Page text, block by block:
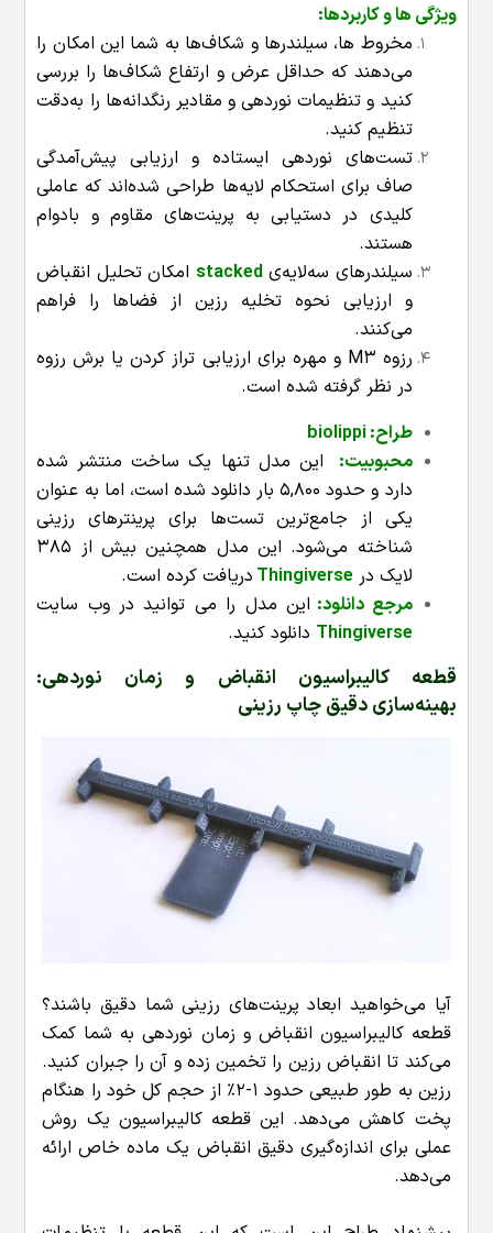
ویژگی ها و کاربردها:
مخروط‌ ها، سیلندرها و شکاف‌ها به شما این امکان را
می‌دهند که حداقل عرض و ارتفاع شکاف‌ها را بررسی
کنید و تنظیمات نوردهی و مقادیر رنگدانه‌ها را به‌دقت
تنظیم کنید.
تست‌های نوردهی ایستاده و ارزیابی پیش‌آمدگی
صاف برای استحکام لایه‌ها طراحی شده‌اند که عاملی
کلیدی در دستیابی به پرینت‌های مقاوم و بادوام
هستند.
سیلندرهای سه‌لایه‌یstacked امکان تحلیل انقباض
و ارزیابی نحوه تخلیه رزین از فضاها را فراهم
می‌کنند.
رزوه M3 و مهره برای ارزیابی تراز کردن یا برش رزوه
در نظر گرفته شده است.
طراح:biolippi
محبوبیت:
این مدل تنها یک ساخت منتشر شده
دارد و حدود 5,800 بار دانلود شده است، اما به عنوان
یکی از جامع‌ترین تست‌ها برای پرینترهای رزینی
شناخته می‌شود. این مدل همچنین بیش از 385
لایک درThingiverse دریافت کرده است.
مرجع دانلود: این مدل را می توانید در وب سایت
Thingiverse دانلود کنید.
قطعه کالیبراسیون انقباض و زمان نوردهی:
بهینه‌سازی دقیق چاپ رزینی
آیا می‌خواهید ابعاد پرینت‌های رزینی شما دقیق باشند؟
قطعه کالیبراسیون انقباض و زمان نوردهی به شما کمک
می‌کند تا انقباض رزین را تخمین زده و آن را جبران کنید.
رزین به طور طبیعی حدود ۱-۲٪ از حجم کل خود را هنگام
پخت کاهش می‌دهد. این قطعه کالیبراسیون یک روش
عملی برای اندازه‌گیری دقیق انقباض یک ماده خاص ارائه
می‌دهد.